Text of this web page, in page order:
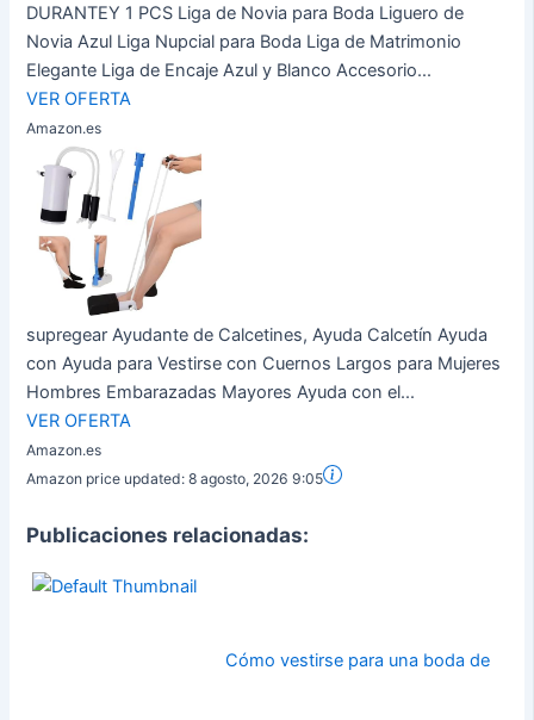
DURANTEY 1 PCS Liga de Novia para Boda Liguero de
Novia Azul Liga Nupcial para Boda Liga de Matrimonio
Elegante Liga de Encaje Azul y Blanco Accesorio...
VER OFERTA
Amazon.es
supregear Ayudante de Calcetines, Ayuda Calcetín Ayuda
con Ayuda para Vestirse con Cuernos Largos para Mujeres
Hombres Embarazadas Mayores Ayuda con el...
VER OFERTA
Amazon.es
Amazon price updated:8 agosto, 2026 9:05
Publicaciones relacionadas:
Cómo vestirse para una boda de